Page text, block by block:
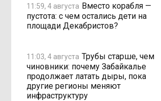
11:59, 4 августа Вместо корабля —
пустота: с чем остались дети на
площади Декабристов?
11:03, 4 августа Трубы старше, чем
чиновники: почему Забайкалье
продолжает латать дыры, пока
другие регионы меняют
инфраструктуру